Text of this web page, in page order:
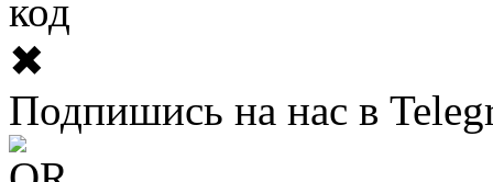
✖
Подпишись на нас в